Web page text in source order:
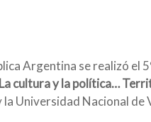
Argentina se realizó el
cultura y la política…
Universidad Nacional de